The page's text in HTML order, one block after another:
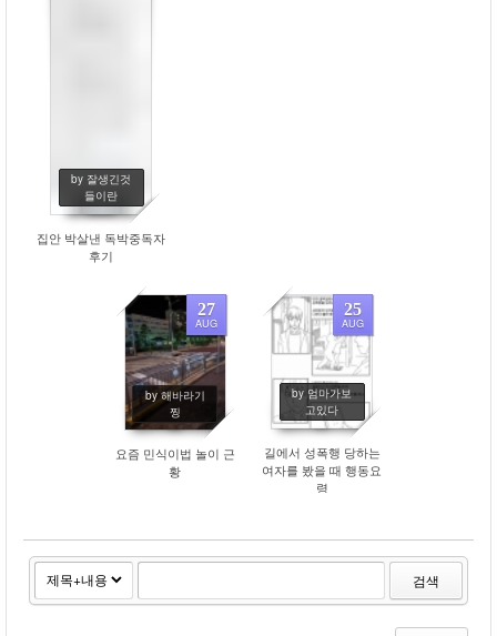
by 잘생긴것
들이란
집안 박살낸 독박중독자
후기
27
AUG
by 해바라기
찡
396
요즘 민식이법 놀이 근
황
25
AUG
by 엄마가보
고있다
480
길에서 성폭행 당하는
여자를 봤을 때 행동요
령
검색